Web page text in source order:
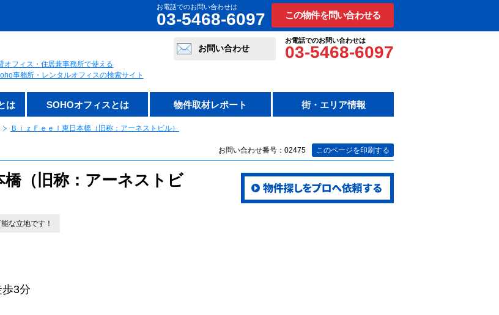
お電話でのお問い合わせは
03-5468-6097 この物件を問い合わせる
オフィス・住居兼事務所で使える
事務所・レンタルオフィスの検索サイト
お電話でのお問い合わせは
03-5468-6097
お問い合わせ
は SOHOオフィスとは 物件取材レポート 街・エリア情報
ＢｉｚＦｅｅｌ東日本橋（旧称：アーネストビル）
お問い合わせ番号：02475 このページを印刷する
橋（旧称：アーネストビ
な立地です！
3分